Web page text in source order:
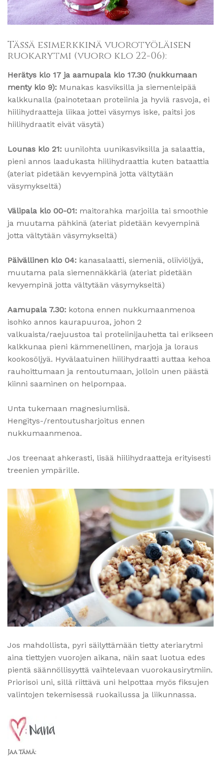
Tässä esimerkkinä vuorotyöläisen
ruokarytmi (vuoro klo 22-06):
Herätys klo 17 ja aamupala klo 17.30 (nukkumaan
menty klo 9): Munakas kasviksilla ja siemenleipää
kalkkunalla (painotetaan proteiinia ja hyviä rasvoja, ei
hiilihydraatteja liikaa jottei väsymys iske, paitsi jos
hiilihydraatit eivät väsytä)
Lounas klo 21: uunilohta uunikasviksilla ja salaattia,
pieni annos laadukasta hiilihydraattia kuten bataattia
(ateriat pidetään kevyempinä jotta vältytään
väsymykseltä)
Välipala klo 00-01: maitorahka marjoilla tai smoothie
ja muutama pähkinä (ateriat pidetään kevyempinä
jotta vältytään väsymykseltä)
Päivällinen klo 04: kanasalaatti, siemeniä, oliiviöljyä,
muutama pala siemennäkkäriä (ateriat pidetään
kevyempinä jotta vältytään väsymykseltä)
Aamupala 7.30: kotona ennen nukkumaanmenoa
isohko annos kaurapuuroa, johon 2
valkuaista/raejuustoa tai proteiinijauhetta tai erikseen
kalkkunaa pieni kämmenellinen, marjoja ja loraus
kookosöljyä. Hyvälaatuinen hiilihydraatti auttaa kehoa
rauhoittumaan ja rentoutumaan, jolloin unen päästä
kiinni saaminen on helpompaa.
Unta tukemaan magnesiumlisä.
Hengitys-/rentoutusharjoitus ennen
nukkumaanmenoa.
Jos treenaat ahkerasti, lisää hiilihydraatteja erityisesti
treenien ympärille.
Jos mahdollista, pyri säilyttämään tietty ateriarytmi
aina tiettyjen vuorojen aikana, näin saat luotua edes
pientä säännöllisyyttä vaihtelevaan vuorokausirytmiin.
Priorisoi uni, sillä riittävä uni helpottaa myös fiksujen
valintojen tekemisessä ruokailussa ja liikunnassa.
Jaa tämä: